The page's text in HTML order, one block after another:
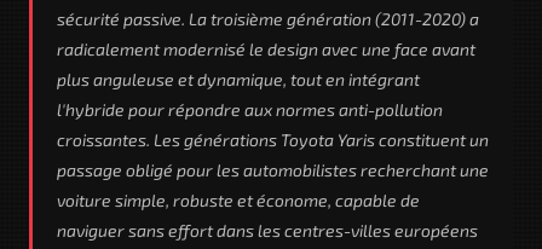
sécurité passive. La troisième génération (2011-2020) a
radicalement modernisé le design avec une face avant
plus anguleuse et dynamique, tout en intégrant
l'hybride pour répondre aux normes anti-pollution
croissantes. Les générations Toyota Yaris constituent un
passage obligé pour les automobilistes recherchant une
voiture simple, robuste et économe, capable de
naviguer sans effort dans les centres-villes européens